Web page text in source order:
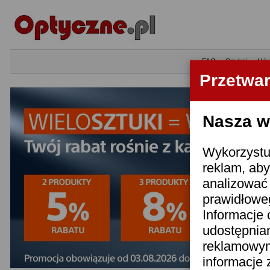
Nasza
reklam,
Informacje
informacje
•FAQ•Szukaj•